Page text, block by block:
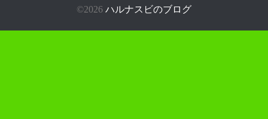
©2026 ハルナスビのブログ